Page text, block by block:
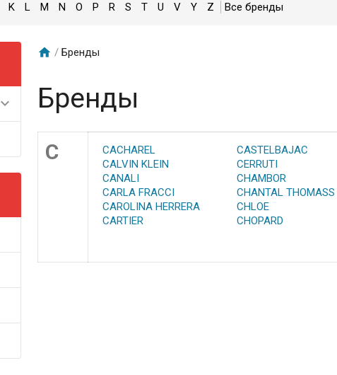
K L M N O P R S T U V Y Z
/Бренды
Бренды
C
CACHAREL
CALVIN KLEIN
CANALI
CARLA FRACCI
CAROLINA HERRERA
CARTIER
CASTELBAJAC
CERRUTI
CHAMBOR
CHANTAL THOMASS
CHLOE
CHOPARD